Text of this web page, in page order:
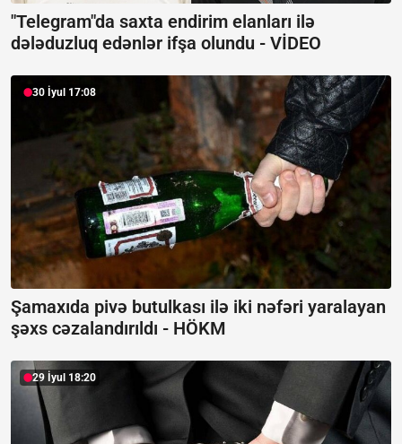
"Telegram"da saxta endirim elanları ilə
dələduzluq edənlər ifşa olundu - VİDEO
30 İyul 17:08
Şamaxıda pivə butulkası ilə iki nəfəri yaralayan
şəxs cəzalandırıldı - HÖKM
29 İyul 18:20